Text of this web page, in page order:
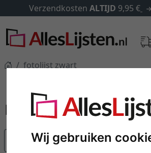
Wij gebruiken
Verzendkosten ALTIJD9,95 €
fotolijst zwart
Populariteit